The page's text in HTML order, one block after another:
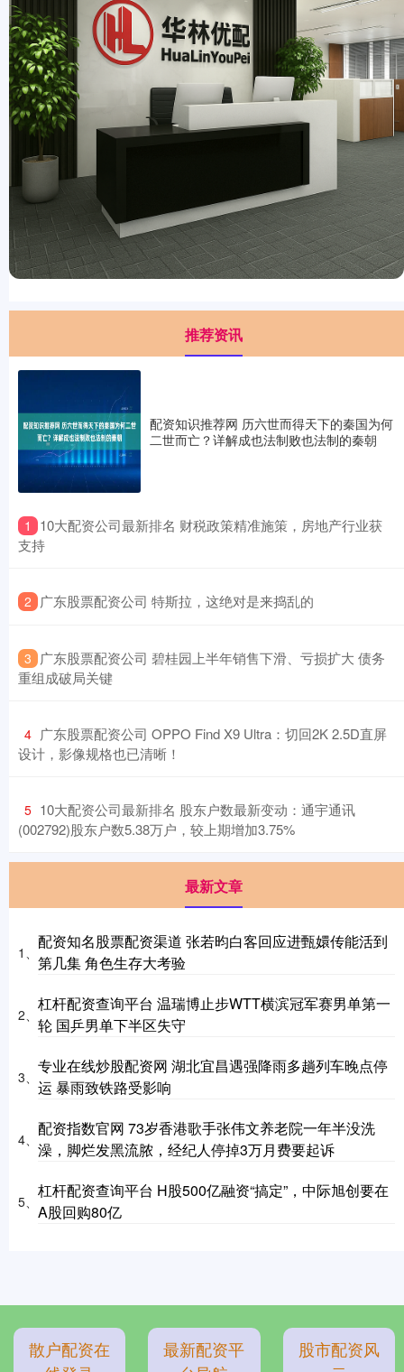
推荐资讯
配资知识推荐网 历六世而得天下的秦国为何
二世而亡？详解成也法制败也法制的秦朝
1
​10大配资公司最新排名 财税政策精准施策，房地产行业获
支持
2 ​广东股票配资公司 特斯拉，这绝对是来捣乱的
3 ​广东股票配资公司 碧桂园上半年销售下滑、亏损扩大 债务
重组成破局关键
4 ​广东股票配资公司 OPPO Find X9 Ultra：切回2K 2.5D直屏
设计，影像规格也已清晰！
5 ​10大配资公司最新排名 股东户数最新变动：通宇通讯
(002792)股东户数5.38万户，较上期增加3.75%
最新文章
1、
配资知名股票配资渠道 张若昀白客回应进甄嬛传能活到
第几集 角色生存大考验
2、
杠杆配资查询平台 温瑞博止步WTT横滨冠军赛男单第一
轮 国乒男单下半区失守
3、
专业在线炒股配资网 湖北宜昌遇强降雨多趟列车晚点停
运 暴雨致铁路受影响
4、
配资指数官网 73岁香港歌手张伟文养老院一年半没洗
澡，脚烂发黑流脓，经纪人停掉3万月费要起诉
5、
杠杆配资查询平台 H股500亿融资“搞定”，中际旭创要在
A股回购80亿
散户配资在
最新配资平
股市配资风